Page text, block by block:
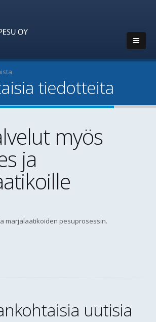
tiedotteita
myös
ja
marjalaatikoiden pesuprosessin.
uutisia